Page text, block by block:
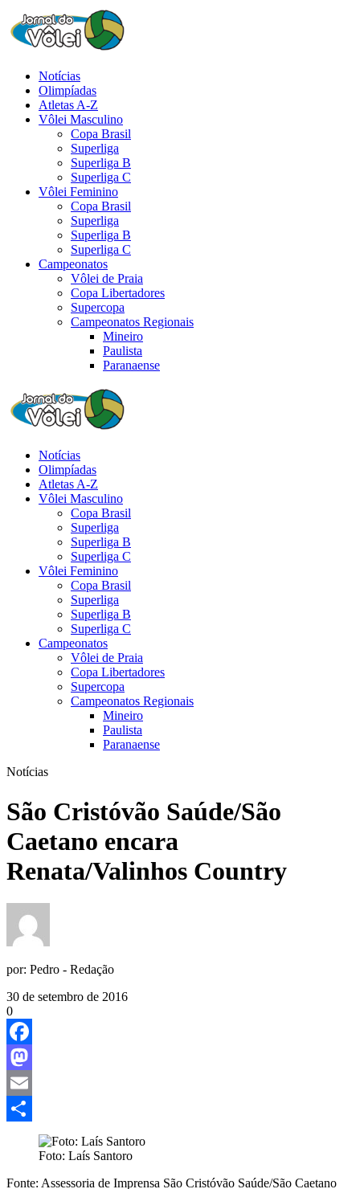
Notícias
Olimpíadas
Atletas A-Z
Vôlei Masculino
Copa Brasil
Superliga
Superliga B
Superliga C
Vôlei Feminino
Copa Brasil
Superliga
Superliga B
Superliga C
Campeonatos
Vôlei de Praia
Copa Libertadores
Supercopa
Campeonatos Regionais
Mineiro
Paulista
Paranaense
Notícias
Olimpíadas
Atletas A-Z
Vôlei Masculino
Copa Brasil
Superliga
Superliga B
Superliga C
Vôlei Feminino
Copa Brasil
Superliga
Superliga B
Superliga C
Campeonatos
Vôlei de Praia
Copa Libertadores
Supercopa
Campeonatos Regionais
Mineiro
Paulista
Paranaense
Notícias
São Cristóvão Saúde/São
Caetano encara
Renata/Valinhos Country
por: Pedro - Redação
30 de setembro de 2016
0
Facebook
Mastodon
Email
Foto: Laís Santoro
Fonte: Assessoria de Imprensa São Cristóvão Saúde/São Caetano